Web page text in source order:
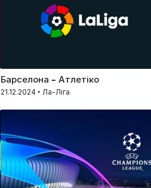
Барселона – Атлетіко
21.12.2024 • Ла-Ліга